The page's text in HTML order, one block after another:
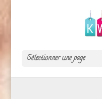
Sélectionner une page